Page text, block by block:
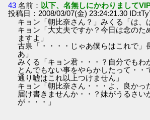
43 名前： 以下、名無しにかわりまして
投稿日：2008/03/07(金) 23:24:21.30
キョン「朝比奈さん？」みくる「は、
キョン「大丈夫ですか？今日は念のた
ますよ」
古泉「・・・・じゃあ僕らはこれで」
あ」
みくる「キョン君・・・？自分でもわ
とんでもない事をやらかしたって・・
通り嘘はこれ以上つけません」
キョン「朝比奈さん・・・よ、良かっ
届け書きませんか・・？妹がうるさい
が・・・」